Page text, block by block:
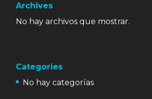
Archives
No hay archivos que mostrar.
Categories
No hay categorías